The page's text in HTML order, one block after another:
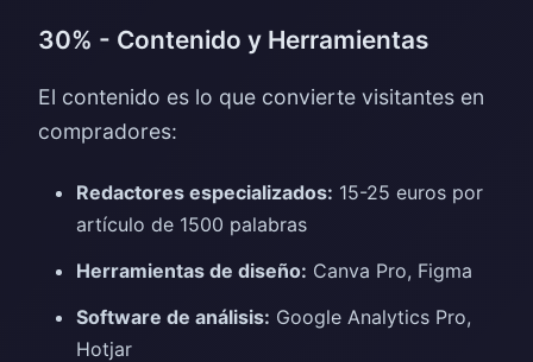
30% - Contenido y Herramientas
El contenido es lo que convierte visitantes en
compradores:
Redactores especializados: 15-25 euros por
artículo de 1500 palabras
Herramientas de diseño: Canva Pro, Figma
Software de análisis: Google Analytics Pro,
Hotjar